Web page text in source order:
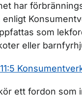
lastbil och buss
har
enligt
som
eller
ett fordon som